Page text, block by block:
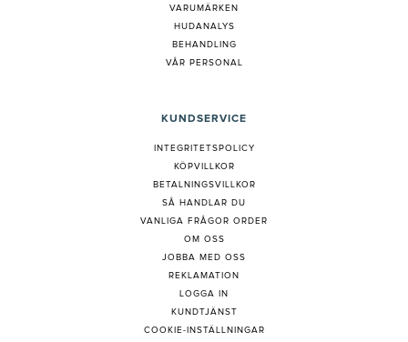
VARUMÄRKEN
HUDANALYS
BEHANDLING
VÅR PERSONAL
KUNDSERVICE
INTEGRITETSPOLICY
KÖPVILLKOR
BETALNINGSVILLKOR
SÅ HANDLAR DU
VANLIGA FRÅGOR ORDER
OM OSS
JOBBA MED OSS
REKLAMATION
LOGGA IN
KUNDTJÄNST
COOKIE-INSTÄLLNINGAR